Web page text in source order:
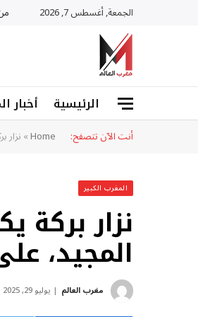
الجمعة, أغسطس 7, 2026
الرئيسية أخبار
أنت الآن تتصفح: Home
»نزار بركة
المغرب الكبير
المجيد،
مغرب العالم يوليو 29, 2025